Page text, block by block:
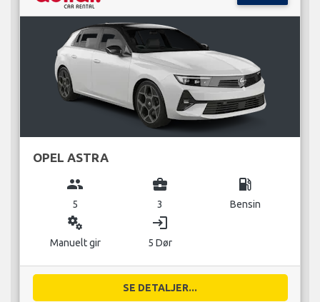
OPEL ASTRA
group
5
business_center
3
local_gas_station
Bensin
miscellaneous_services
Manuelt gir
login
5 Dør
SE DETALJER...